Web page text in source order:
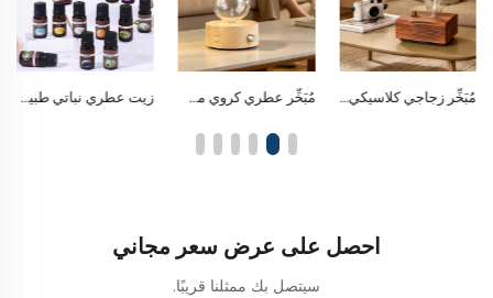
مُبَخِّر عطري كروي من الزجاج البورسيليكي يعمل بتقنية التبخير، ومزود بمفتاح تحكم واحد وإضاءة ليد دافئة تُستخدم كإضاءة زينة ليلية زيت عطري نباتي طبيعي فاخر، وزيت عطري أساسي متميز لديكور المنزل ولخلق أجواء تشبه أجواء الفنادق مُبَخِّر زيت أساسي بتصميم كروي من الزجاج باستخدام تقنية التبخير البارد بدون ماء، مصنوع من الخشب الصلب
احصل على عرض سعر مجاني
سيتصل بك ممثلنا قريبًا.